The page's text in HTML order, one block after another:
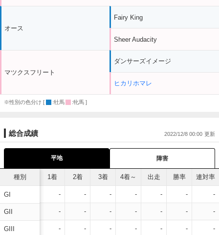
オース
マツクスフリート
Fairy King
Sheer Audacity
ダンサーズイメージ
ヒカリホマレ
※性別の色分け [ :牡馬 :牝馬 ]
総合成績 2022/12/8 00:00
平地 障害
種別
GI
GII
GIII
1着 2着 3着 4着～ 出走 勝率 連対率
- - - - - - -
- - - - - - -
- - - - - - -